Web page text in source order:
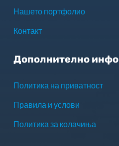
Нашето портфолио
Контакт
Дополнително инфо
Политика на приватност
Правила и услови
Политика за колачиња